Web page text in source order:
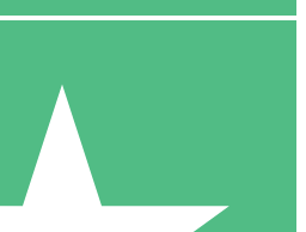
10 Downloaden
20 00